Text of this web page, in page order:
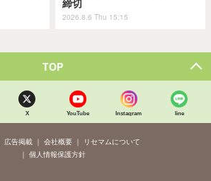
締切
2026.8.6 Thu 15:15
TOP
X YouTube Instagram line
広告掲載 会社概要
リセマムについて
個人情報保護方針